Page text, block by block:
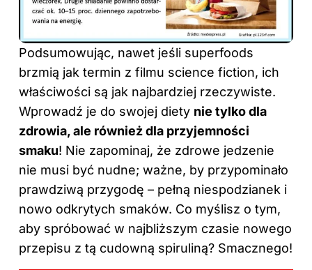
Podsumowując, nawet jeśli superfoods
brzmią jak termin z filmu science fiction, ich
właściwości są jak najbardziej rzeczywiste.
Wprowadź je do swojej diety nie tylko dla
zdrowia, ale również dla przyjemności
smaku! Nie zapominaj, że zdrowe jedzenie
nie musi być nudne; ważne, by przypominało
prawdziwą przygodę – pełną niespodzianek i
nowo odkrytych smaków. Co myślisz o tym,
aby spróbować w najbliższym czasie nowego
przepisu z tą cudowną spiruliną? Smacznego!